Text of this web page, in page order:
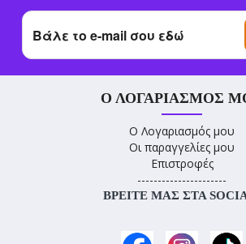
Ο ΛΟΓΑΡΙΑΣΜΌΣ
Ο Λογαριασμός μου
Οι παραγγελίες μου
Επιστροφές
----------------------
ΒΡΕΊΤΕ ΜΑΣ ΣΤΑ